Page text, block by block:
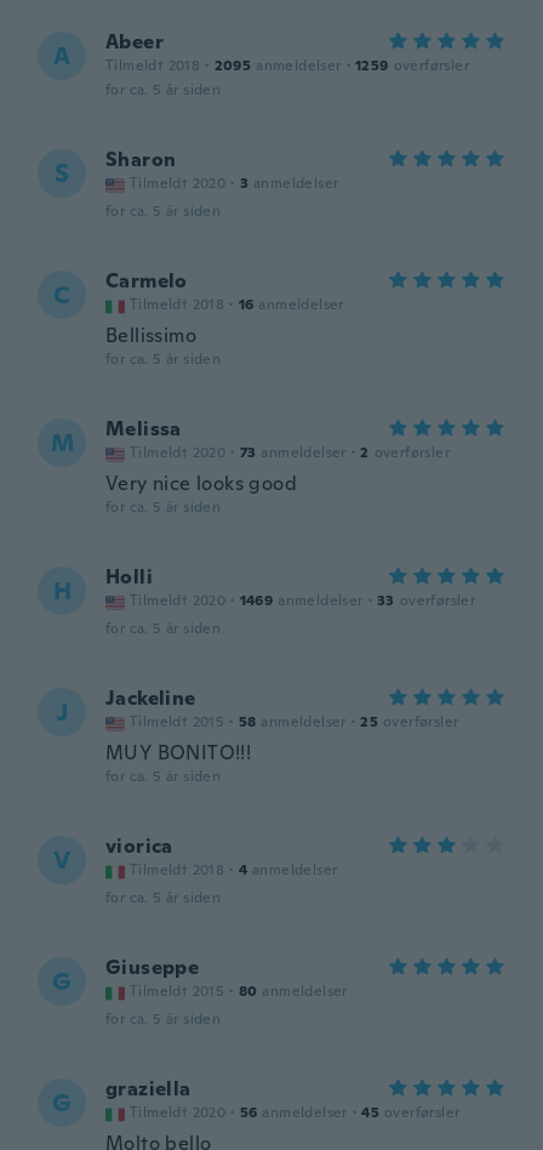
A Abeer
Tilmeldt 2018 · 2095 anmeldelser · 1259 overførsler
for ca. 5 år siden
S Sharon
Tilmeldt 2020 · 3 anmeldelser
for ca. 5 år siden
C Carmelo
Tilmeldt 2018 · 16 anmeldelser
Bellissimo
for ca. 5 år siden
M Melissa
Tilmeldt 2020 · 73 anmeldelser · 2 overførsler
Very nice looks good
for ca. 5 år siden
H Holli
Tilmeldt 2020 · 1469 anmeldelser · 33 overførsler
for ca. 5 år siden
J Jackeline
Tilmeldt 2015 · 58 anmeldelser · 25 overførsler
MUY BONITO!!!
for ca. 5 år siden
V viorica
Tilmeldt 2018 · 4 anmeldelser
for ca. 5 år siden
G Giuseppe
Tilmeldt 2015 · 80 anmeldelser
for ca. 5 år siden
G graziella
Tilmeldt 2020 · 56 anmeldelser · 45 overførsler
Molto bello